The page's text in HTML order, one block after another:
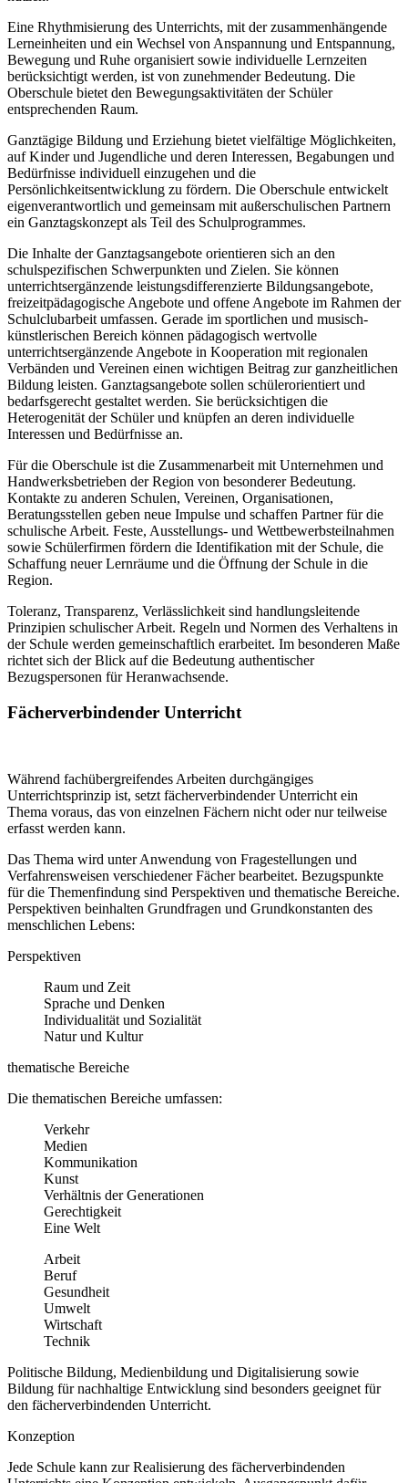
Eine Rhythmisierung des Unterrichts, mit der zusammenhängende
Lerneinheiten und ein Wechsel von Anspannung und Entspannung,
Bewegung und Ruhe organisiert sowie individuelle Lernzeiten
berücksichtigt werden, ist von zunehmender Bedeutung. Die
Oberschule bietet den Bewegungsaktivitäten der Schüler
entsprechenden Raum.
Ganztägige Bildung und Erziehung bietet vielfältige Möglichkeiten,
auf Kinder und Jugendliche und deren Interessen, Begabungen und
Bedürfnisse individuell einzugehen und die
Persönlichkeitsentwicklung zu fördern. Die Oberschule entwickelt
eigenverantwortlich und gemeinsam mit außerschulischen Partnern
ein Ganztagskonzept als Teil des Schulprogrammes.
Die Inhalte der Ganztagsangebote orientieren sich an den
schulspezifischen Schwerpunkten und Zielen. Sie können
unterrichtsergänzende leistungsdifferenzierte Bildungsangebote,
freizeitpädagogische Angebote und offene Angebote im Rahmen der
Schulclubarbeit umfassen. Gerade im sportlichen und musisch-
künstlerischen Bereich können pädagogisch wertvolle
unterrichtsergänzende Angebote in Kooperation mit regionalen
Verbänden und Vereinen einen wichtigen Beitrag zur ganzheitlichen
Bildung leisten. Ganztagsangebote sollen schülerorientiert und
bedarfsgerecht gestaltet werden. Sie berücksichtigen die
Heterogenität der Schüler und knüpfen an deren individuelle
Interessen und Bedürfnisse an.
Für die Oberschule ist die Zusammenarbeit mit Unternehmen und
Handwerksbetrieben der Region von besonderer Bedeutung.
Kontakte zu anderen Schulen, Vereinen, Organisationen,
Beratungsstellen geben neue Impulse und schaffen Partner für die
schulische Arbeit. Feste, Ausstellungs- und Wettbewerbsteilnahmen
sowie Schülerfirmen fördern die Identifikation mit der Schule, die
Schaffung neuer Lernräume und die Öffnung der Schule in die
Region.
Toleranz, Transparenz, Verlässlichkeit sind handlungsleitende
Prinzipien schulischer Arbeit. Regeln und Normen des Verhaltens in
der Schule werden gemeinschaftlich erarbeitet. Im besonderen Maße
richtet sich der Blick auf die Bedeutung authentischer
Bezugspersonen für Heranwachsende.
Fächerverbindender Unterricht
Während fachübergreifendes Arbeiten durchgängiges
Unterrichtsprinzip ist, setzt fächerverbindender Unterricht ein
Thema voraus, das von einzelnen Fächern nicht oder nur teilweise
erfasst werden kann.
Das Thema wird unter Anwendung von Fragestellungen und
Verfahrensweisen verschiedener Fächer bearbeitet. Bezugspunkte
für die Themenfindung sind Perspektiven und thematische Bereiche.
Perspektiven beinhalten Grundfragen und Grundkonstanten des
menschlichen Lebens:
Perspektiven
Raum und Zeit
Sprache und Denken
Individualität und Sozialität
Natur und Kultur
thematische Bereiche
Die thematischen Bereiche umfassen:
Verkehr
Medien
Kommunikation
Kunst
Verhältnis der Generationen
Gerechtigkeit
Eine Welt
Arbeit
Beruf
Gesundheit
Umwelt
Wirtschaft
Technik
Politische Bildung, Medienbildung und Digitalisierung sowie
Bildung für nachhaltige Entwicklung sind besonders geeignet für
den fächerverbindenden Unterricht.
Konzeption
Jede Schule kann zur Realisierung des fächerverbindenden